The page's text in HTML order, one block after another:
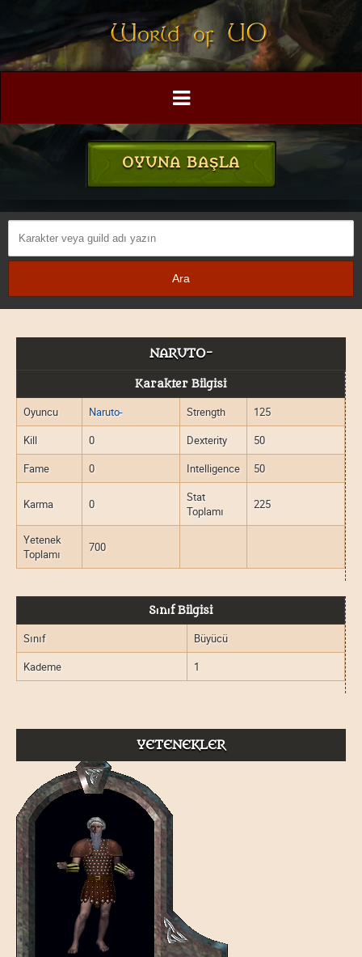
OYUNA BAŞLA
NARUTO-
Karakter Bilgisi
Oyuncu Naruto- Strength
125
Kill
0 Dexterity
50
Fame
0 Intelligence 50
Karma 0
Stat
Toplamı
225
Yetenek
Toplamı
700
Sınıf Bilgisi
Sınıf
Büyücü
Kademe
1
YETENEKLER